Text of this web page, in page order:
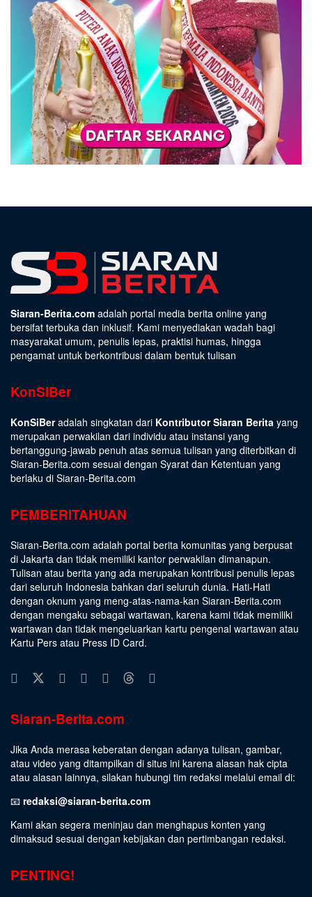
Siaran-Berita.com adalah portal media berita online yang
bersifat terbuka dan inklusif. Kami menyediakan wadah bagi
masyarakat umum, penulis lepas, praktisi humas, hingga
pengamat untuk berkontribusi dalam bentuk tulisan
KonSiBer
KonSiBeradalah singkatan dari Kontributor Siaran Berita yang
merupakan perwakilan dari individu atau instansi yang
bertanggung-jawab penuh atas semua tulisan yang diterbitkan di
Siaran-Berita.com sesuai dengan Syarat dan Ketentuan yang
berlaku di Siaran-Berita.com
PEMBERITAHUAN
Siaran-Berita.com adalah portal berita komunitas yang berpusat
di Jakarta dan tidak memiliki kantor perwakilan dimanapun.
Tulisan atau berita yang ada merupakan kontribusi penulis lepas
dari seluruh Indonesia bahkan dari seluruh dunia. Hati-Hati
dengan oknum yang meng-atas-nama-kan Siaran-Berita.com
dengan mengaku sebagai wartawan, karena kami tidak memiliki
wartawan dan tidak mengeluarkan kartu pengenal wartawan atau
Kartu Pers atau Press ID Card.
Siaran-Berita.com
Jika Anda merasa keberatan dengan adanya tulisan, gambar,
atau video yang ditampilkan di situs ini karena alasan hak cipta
atau alasan lainnya, silakan hubungi tim redaksi melalui email di:
📧 redaksi@siaran-berita.com
Kami akan segera meninjau dan menghapus konten yang
dimaksud sesuai dengan kebijakan dan pertimbangan redaksi.
PENTING!